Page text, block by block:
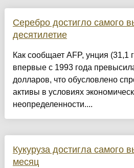
Серебро достигло самого
десятилетие
Как сообщает AFP, унция (31,1
впервые с 1993 года
долларов, что обусловлено
активы в условиях
неопределенности....
Кукуруза достигла самого
месяц